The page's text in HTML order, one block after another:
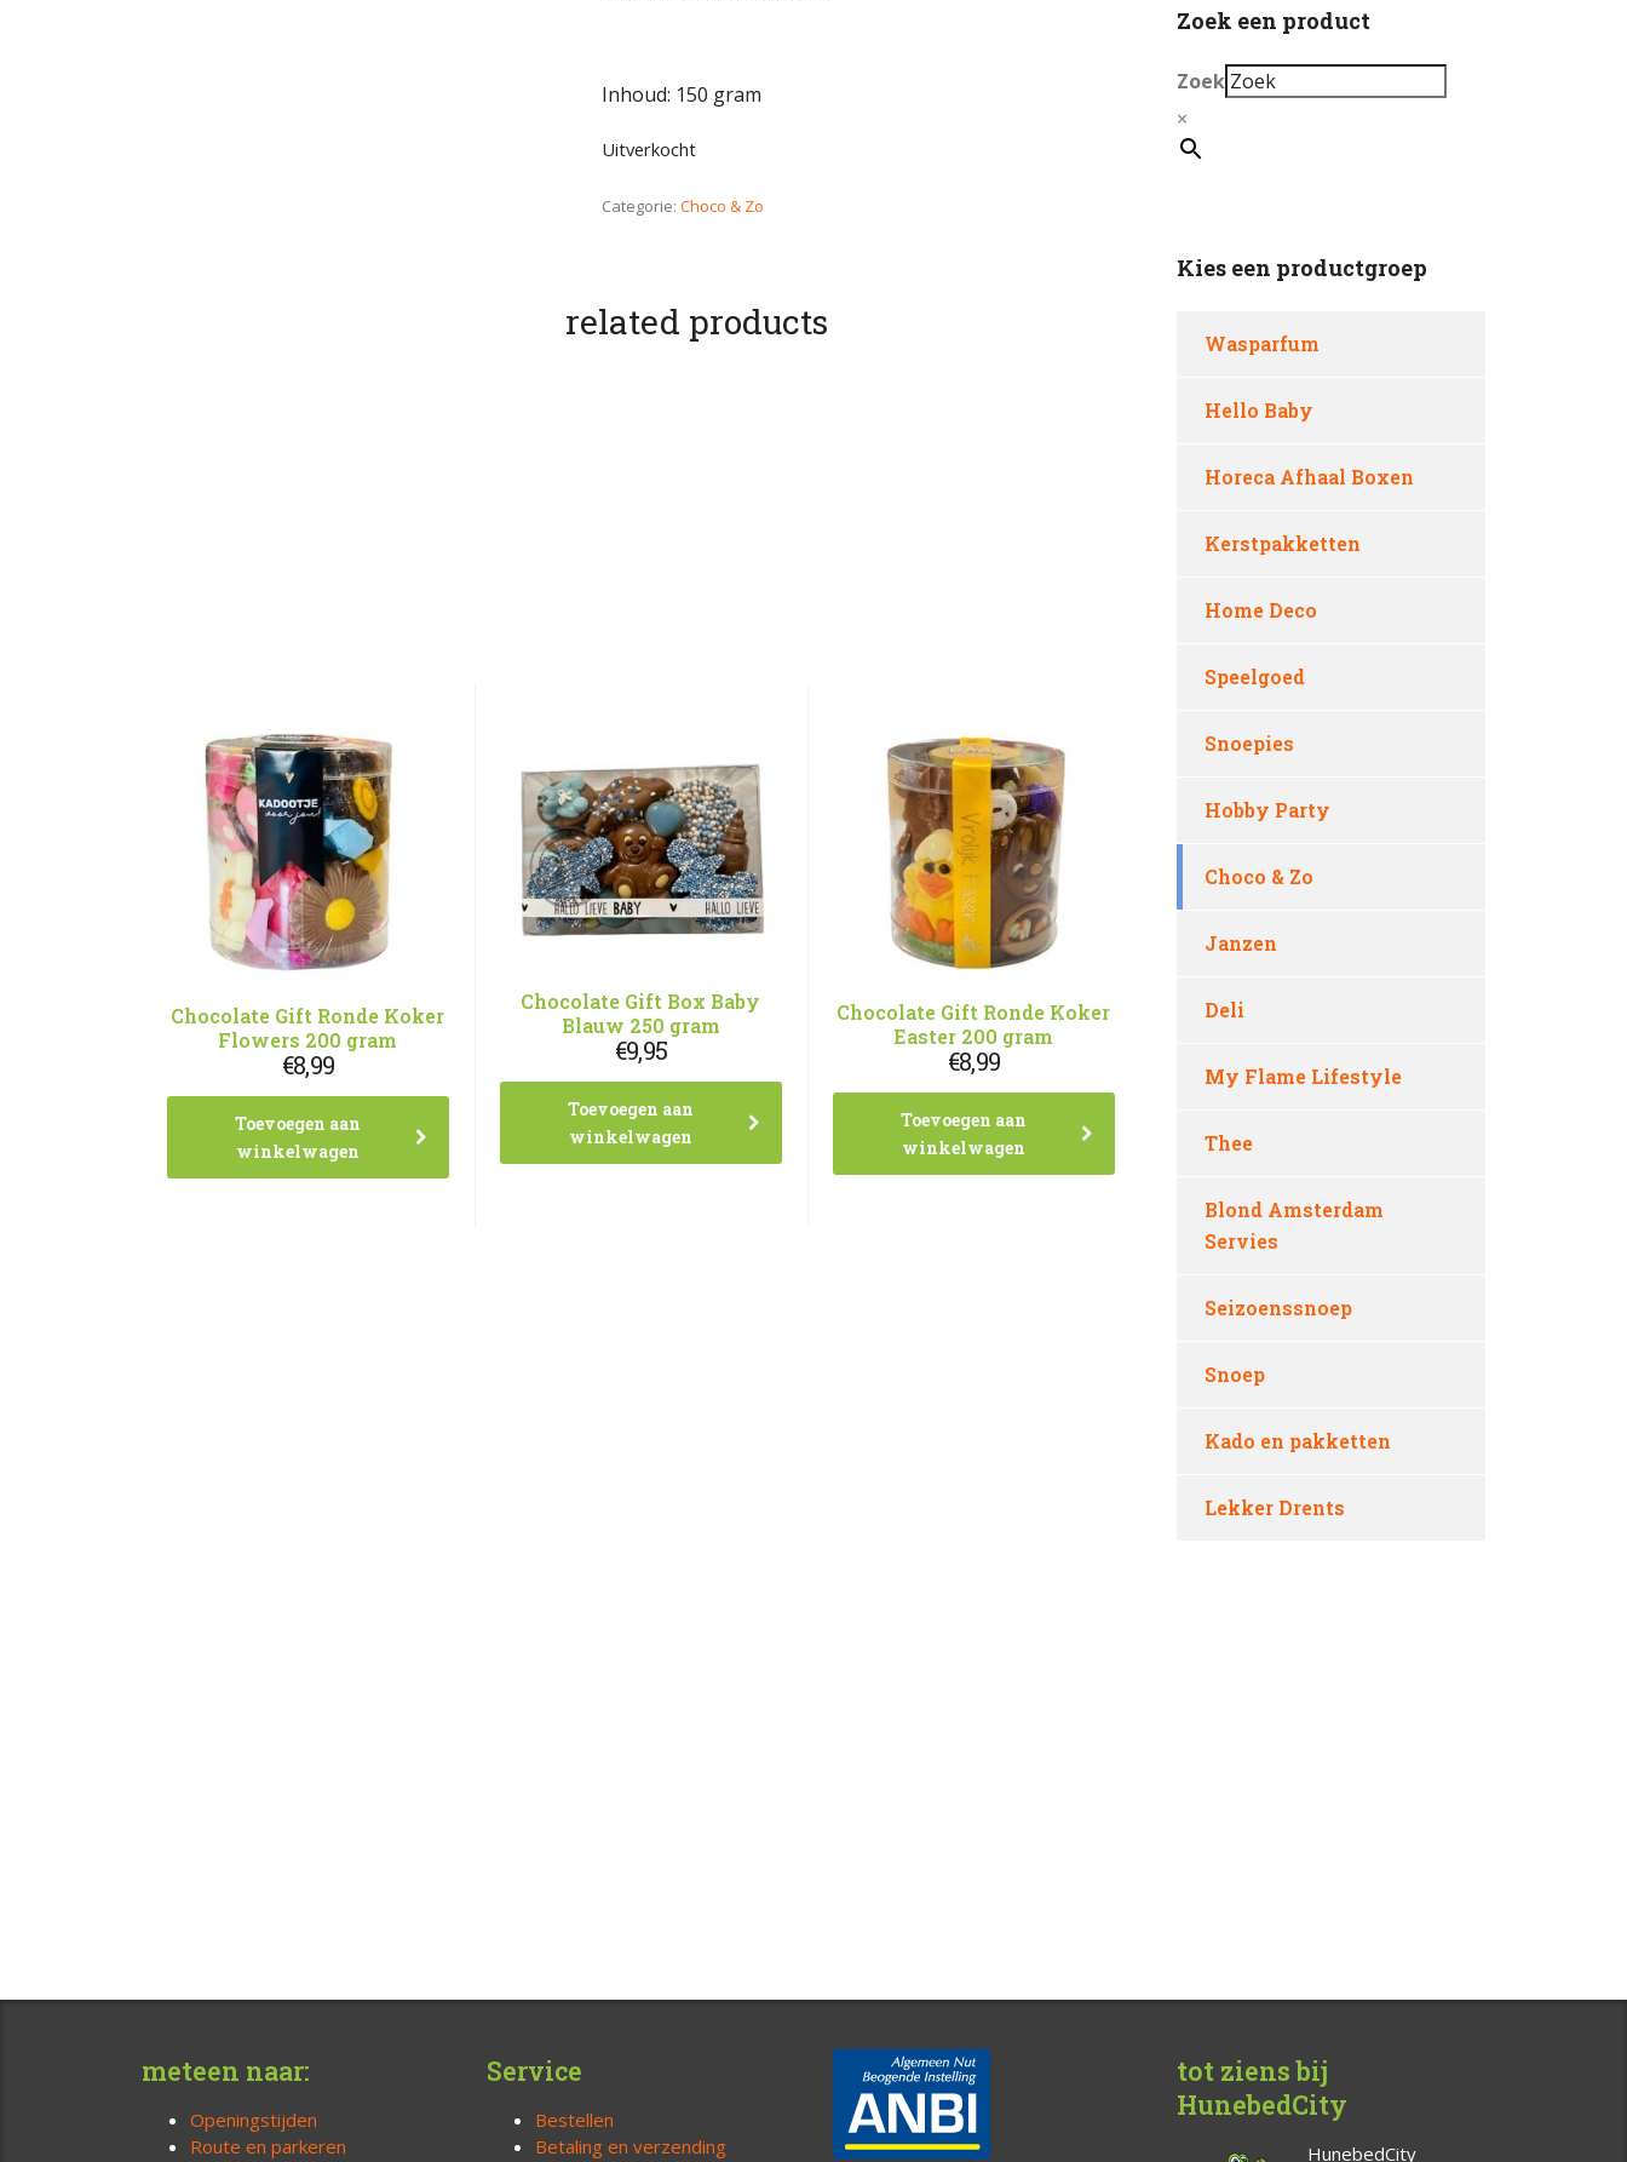
Inhoud: 150 gram
Uitverkocht
Categorie: Choco & Zo
related products
Chocolate Gift Ronde Koker
Flowers 200 gram
€8,99
Toevoegen aan
winkelwagen
Chocolate Gift Box Baby
Blauw 250 gram
€9,95
Toevoegen aan
winkelwagen
Chocolate Gift Ronde Koker
Easter 200 gram
€8,99
Toevoegen aan
winkelwagen
Zoek een product
Zoek
×
Kies een productgroep
Wasparfum
Hello Baby
Horeca Afhaal Boxen
Kerstpakketten
Home Deco
Speelgoed
Snoepies
Hobby Party
Choco & Zo
Janzen
Deli
My Flame Lifestyle
Thee
Blond Amsterdam
Servies
Seizoenssnoep
Snoep
Kado en pakketten
Lekker Drents
meteen naar:
Openingstijden
Route en parkeren
Service
Bestellen
Betaling en verzending
tot ziens bij
HunebedCity
HunebedCity